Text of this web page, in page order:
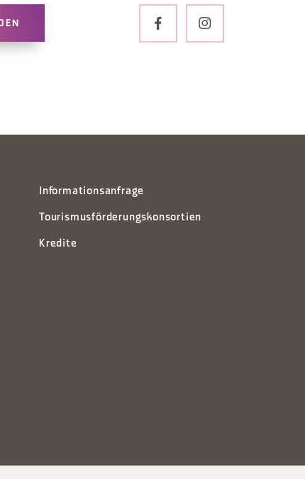
Informationsanfrage
Tourismusförderungskonsortien
Kredite